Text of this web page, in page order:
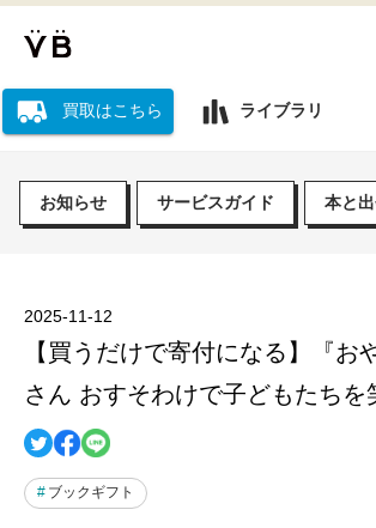
買取はこちら ライブラリ
お知らせ サービスガイド 本と
2025-11-12
【買うだけで寄付になる】『お
さん おすそわけで子どもたちを
ブックギフト